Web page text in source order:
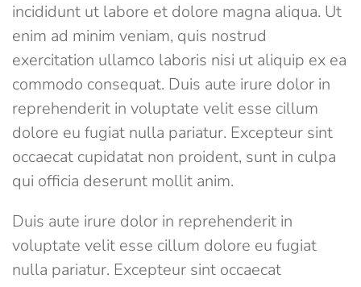
incididunt ut labore et dolore magna aliqua. Ut
enim ad minim veniam, quis nostrud
exercitation ullamco laboris nisi ut aliquip ex ea
commodo consequat. Duis aute irure dolor in
reprehenderit in voluptate velit esse cillum
dolore eu fugiat nulla pariatur. Excepteur sint
occaecat cupidatat non proident, sunt in culpa
qui officia deserunt mollit anim.
Duis aute irure dolor in reprehenderit in
voluptate velit esse cillum dolore eu fugiat
nulla pariatur. Excepteur sint occaecat